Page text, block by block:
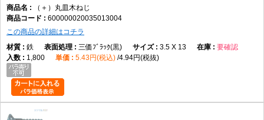
（＋）丸皿木ねじ
600000020035013004
この商品の詳細はコチラ
鉄
三価ﾌﾞﾗｯｸ(黒) 3.5 X 13
要確認
1,800
5.43円(税込) 4.94円(税抜)